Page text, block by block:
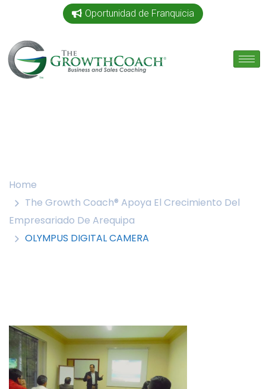
Oportunidad de Franquicia
Home
The Growth Coach® Apoya El Crecimiento Del
Empresariado De Arequipa
OLYMPUS DIGITAL CAMERA